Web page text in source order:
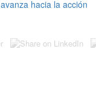
hacia la acción